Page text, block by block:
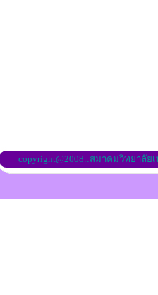
copyright@2008::สมาคมวิทยาลั